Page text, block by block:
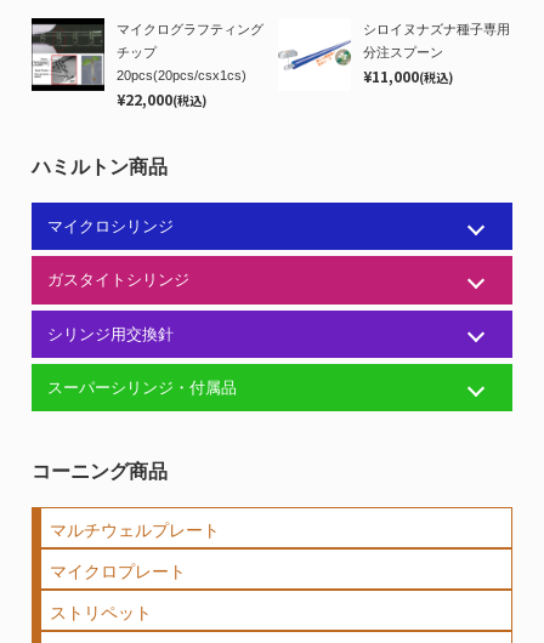
マイクログラフティング
チップ
20pcs(20pcs/csx1cs)
¥22,000(税込)
シロイヌナズナ種子専用
分注スプーン
¥11,000(税込)
ハミルトン商品
マイクロシリンジ
ガスタイトシリンジ
シリンジ用交換針
スーパーシリンジ・付属品
コーニング商品
マルチウェルプレート
マイクロプレート
ストリペット